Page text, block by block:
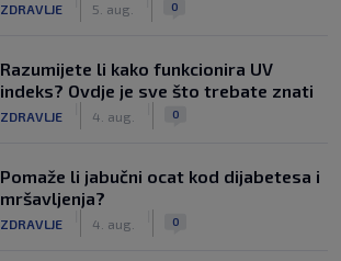
ZDRAVLJE 5. aug. 0
Razumijete li kako funkcionira UV
indeks? Ovdje je sve što trebate znati
ZDRAVLJE 4. aug. 0
Pomaže li jabučni ocat kod dijabetesa i
mršavljenja?
ZDRAVLJE 4. aug. 0